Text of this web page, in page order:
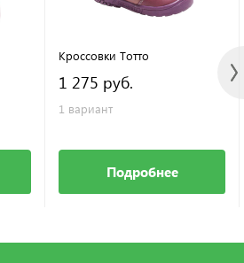
Кроссовки Тотто
1 275 руб.
1 вариант
Подробнее